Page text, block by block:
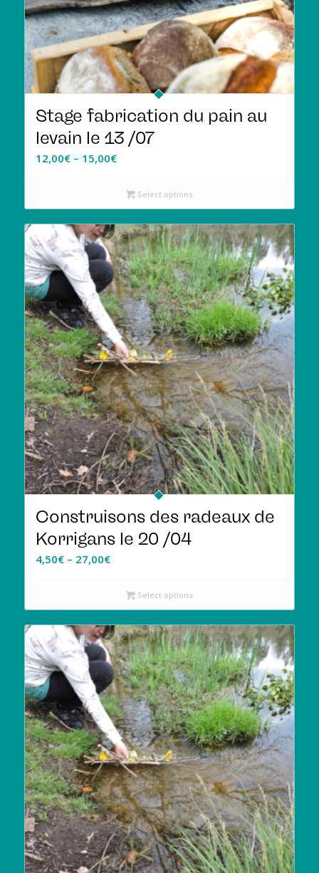
Stage fabrication du pain au
levain le 13 /07
12,00€– 15,00€
Select options
Construisons des radeaux de
Korrigans le 20 /04
4,50€– 27,00€
Select options